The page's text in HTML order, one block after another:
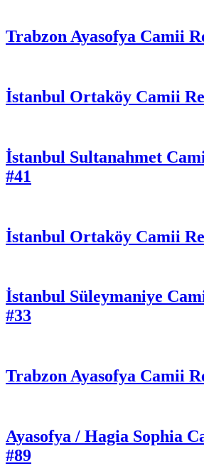
Trabzon Ayasofya Camii
İstanbul Ortaköy Camii
İstanbul Sultanahmet
#41
İstanbul Ortaköy Camii
İstanbul Süleymaniye
#33
Trabzon Ayasofya Camii
Ayasofya / Hagia Sophia
#89